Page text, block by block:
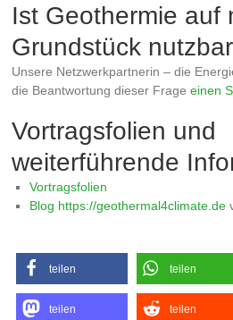
Ist Geothermie auf
Grundstück
Unsere Netzwerkpartnerin – die
die Beantwortung dieser Frageeinen
Vortragsfolien und
weiterführende
Vortragsfolien
Blog https://geothermal4climate.de
teilen teilen
teilen teilen